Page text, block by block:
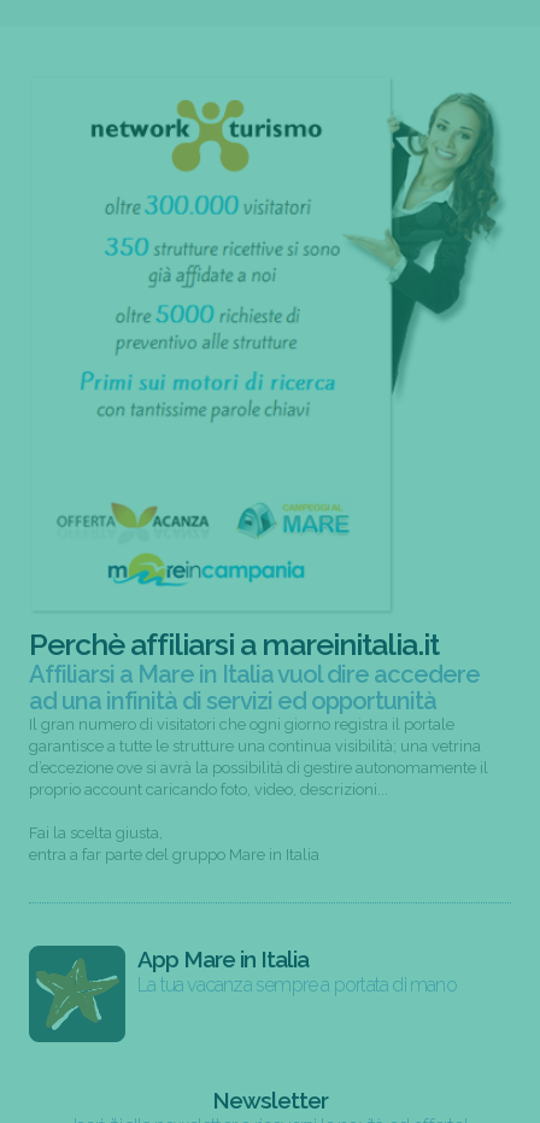
Perchè affiliarsi a mareinitalia.it
Affiliarsi a Mare in Italia vuol dire accedere
ad una infinità di servizi ed opportunità
Il gran numero di visitatori che ogni giorno registra il portale
garantisce a tutte le strutture una continua visibilità; una vetrina
d’eccezione ove si avrà la possibilità di gestire autonomamente il
proprio account caricando foto, video, descrizioni...
Fai la scelta giusta,
entra a far parte del gruppo Mare in Italia
App Mare in Italia
La tua vacanza sempre a portata di mano
Newsletter